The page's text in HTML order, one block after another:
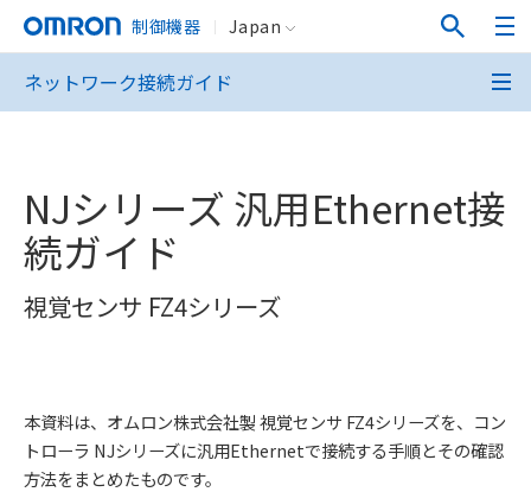
制御機器 Japan
ネットワーク接続ガイド
NJシリーズ 汎用Ethernet接
続ガイド
視覚センサ FZ4シリーズ
本資料は、オムロン株式会社製 視覚センサ FZ4シリーズを、コン
トローラ NJシリーズに汎用Ethernetで接続する手順とその確認
方法をまとめたものです。